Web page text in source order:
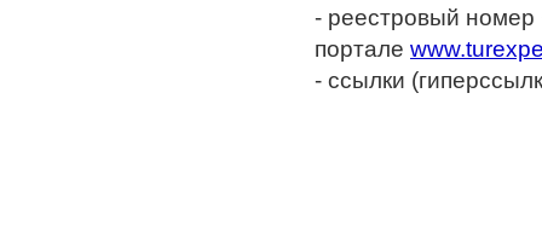
- реестровый
портале
- ссылки